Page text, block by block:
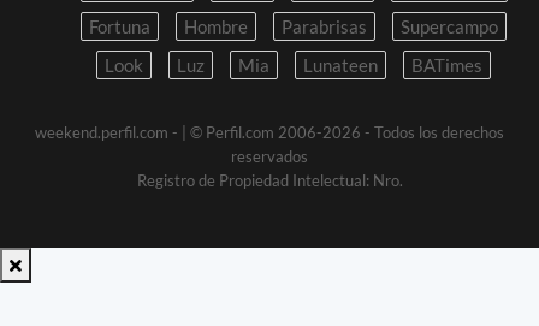
Fortuna
Hombre Parabrisas
Supercampo
Look
Luz Mia Lunateen BATimes
weekend.perfil.com -
| © Perfil.com 2006-2026 - Todos los derechos
reservados
Registro de Propiedad Intelectual: Nro.